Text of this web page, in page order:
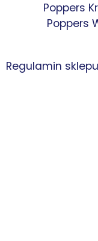
Poppers
Poppers
Regulamin sklepu